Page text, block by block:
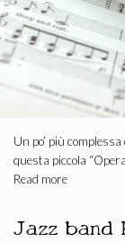
Un po’ più
questa piccola
Read more
Jazz band